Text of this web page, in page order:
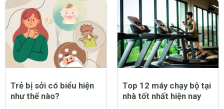
Trẻ bị sởi có biểu hiện
như thế nào?
Top 12 máy chạy bộ tại
nhà tốt nhất hiện nay